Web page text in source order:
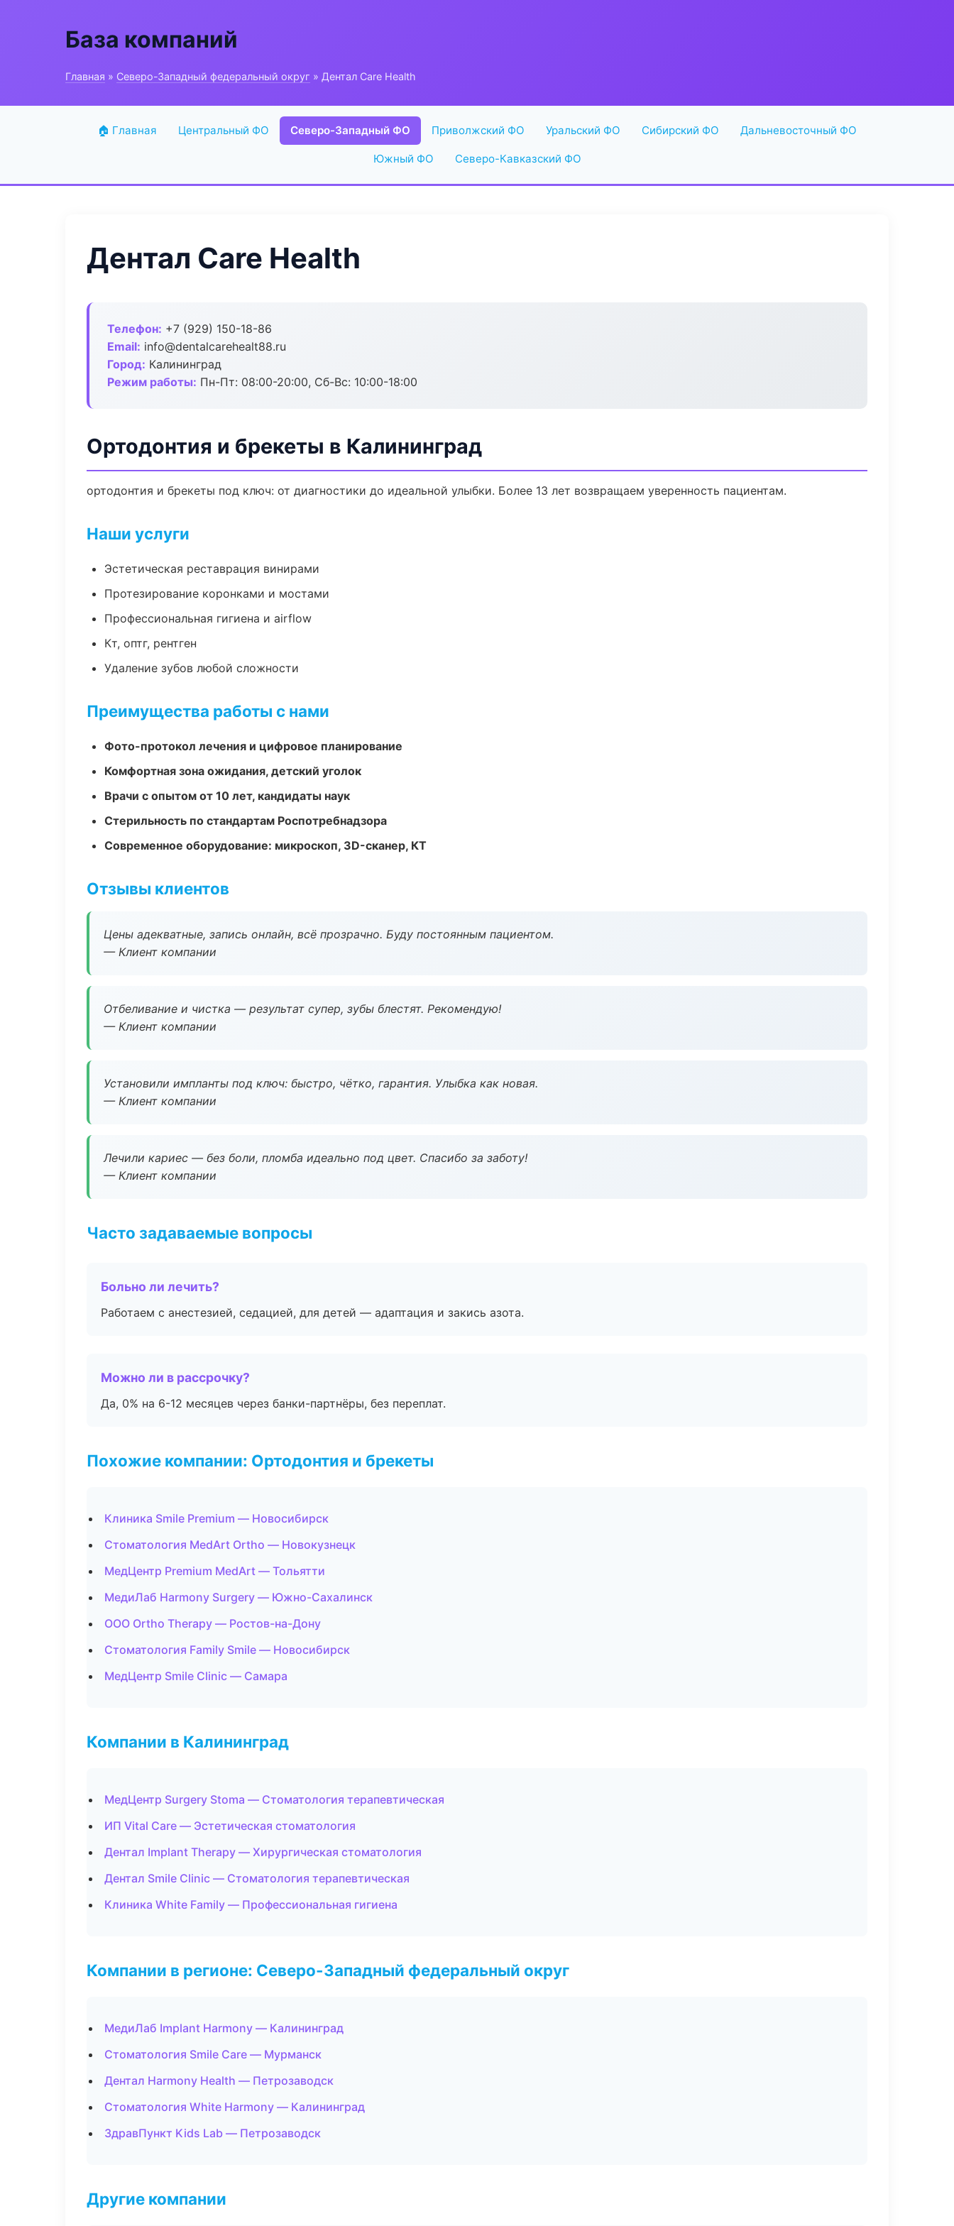
База компаний
Главная » Северо-Западный федеральный округ » Дентал Care Health
🏠 Главная Центральный ФО Северо-Западный ФО Приволжский ФО Уральский ФО Сибирский ФО Дальневосточный ФО
Южный ФО Северо-Кавказский ФО
Дентал Care Health
Телефон: +7 (929) 150-18-86
Email: info@dentalcarehealt88.ru
Город: Калининград
Режим работы: Пн-Пт: 08:00-20:00, Сб-Вс: 10:00-18:00
Ортодонтия и брекеты в Калининград
ортодонтия и брекеты под ключ: от диагностики до идеальной улыбки. Более 13 лет возвращаем уверенность пациентам.
Наши услуги
Эстетическая реставрация винирами
Протезирование коронками и мостами
Профессиональная гигиена и airflow
Кт, оптг, рентген
Удаление зубов любой сложности
Преимущества работы с нами
Фото-протокол лечения и цифровое планирование
Комфортная зона ожидания, детский уголок
Врачи с опытом от 10 лет, кандидаты наук
Стерильность по стандартам Роспотребнадзора
Современное оборудование: микроскоп, 3D-сканер, КТ
Отзывы клиентов
Цены адекватные, запись онлайн, всё прозрачно. Буду постоянным пациентом.
— Клиент компании
Отбеливание и чистка — результат супер, зубы блестят. Рекомендую!
— Клиент компании
Установили импланты под ключ: быстро, чётко, гарантия. Улыбка как новая.
— Клиент компании
Лечили кариес — без боли, пломба идеально под цвет. Спасибо за заботу!
— Клиент компании
Часто задаваемые вопросы
Больно ли лечить?
Работаем с анестезией, седацией, для детей — адаптация и закись азота.
Можно ли в рассрочку?
Да, 0% на 6-12 месяцев через банки-партнёры, без переплат.
Похожие компании: Ортодонтия и брекеты
Клиника Smile Premium — Новосибирск
Стоматология MedArt Ortho — Новокузнецк
МедЦентр Premium MedArt — Тольятти
МедиЛаб Harmony Surgery — Южно-Сахалинск
ООО Ortho Therapy — Ростов-на-Дону
Стоматология Family Smile — Новосибирск
МедЦентр Smile Clinic — Самара
Компании в Калининград
МедЦентр Surgery Stoma — Стоматология терапевтическая
ИП Vital Care — Эстетическая стоматология
Дентал Implant Therapy — Хирургическая стоматология
Дентал Smile Clinic — Стоматология терапевтическая
Клиника White Family — Профессиональная гигиена
Компании в регионе: Северо-Западный федеральный округ
МедиЛаб Implant Harmony — Калининград
Стоматология Smile Care — Мурманск
Дентал Harmony Health — Петрозаводск
Стоматология White Harmony — Калининград
ЗдравПункт Kids Lab — Петрозаводск
Другие компании